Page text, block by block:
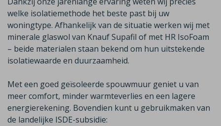
welke isolatiemethode het beste past bij uw
woningtype. Afhankelijk van de situatie werken wij met
minerale glaswol van KnaufSupafil of met HR IsoFoam
– beide materialen staan bekend om hun uitstekende
isolatiewaarde en duurzaamheid.
Met een goed geïsoleerde spouwmuur geniet u van
meer comfort, minder warmteverlies en een lagere
energierekening. Bovendien kunt u gebruikmaken van
de landelijke ISDE-subsidie: